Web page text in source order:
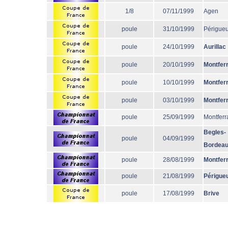
1/8 07/11/1999 Agen
poule 31/10/1999
poule 24/10/1999 Aurillac
poule 20/10/1999
poule 10/10/1999
poule 03/10/1999
poule 25/09/1999
poule 04/09/1999
Begles-
poule 28/08/1999
poule 21/08/1999
poule 17/08/1999 Brive